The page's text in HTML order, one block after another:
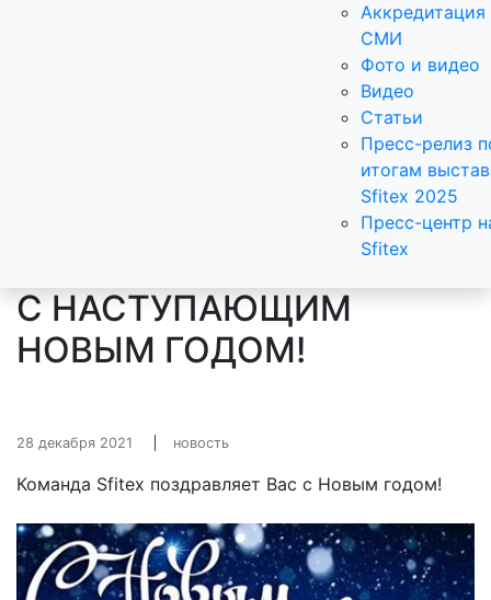
Аккредитация
СМИ
Фото и видео
Видео
Статьи
Пресс-релиз
итогам
Sfitex 2025
Пресс-центр
Sfitex
С НАСТУПАЮЩИМ
НОВЫМ ГОДОМ!
28 декабря 2021 новость
Команда Sfitex поздравляет Вас с Новым годом!